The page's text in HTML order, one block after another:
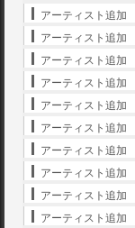
アーティスト追加
アーティスト追加
アーティスト追加
アーティスト追加
アーティスト追加
アーティスト追加
アーティスト追加
アーティスト追加
アーティスト追加
アーティスト追加